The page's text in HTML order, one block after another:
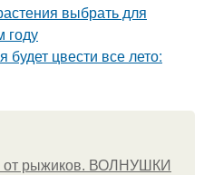
выбрать для
году
будет цвести все лето:
от рыжиков. ВОЛНУШКИ